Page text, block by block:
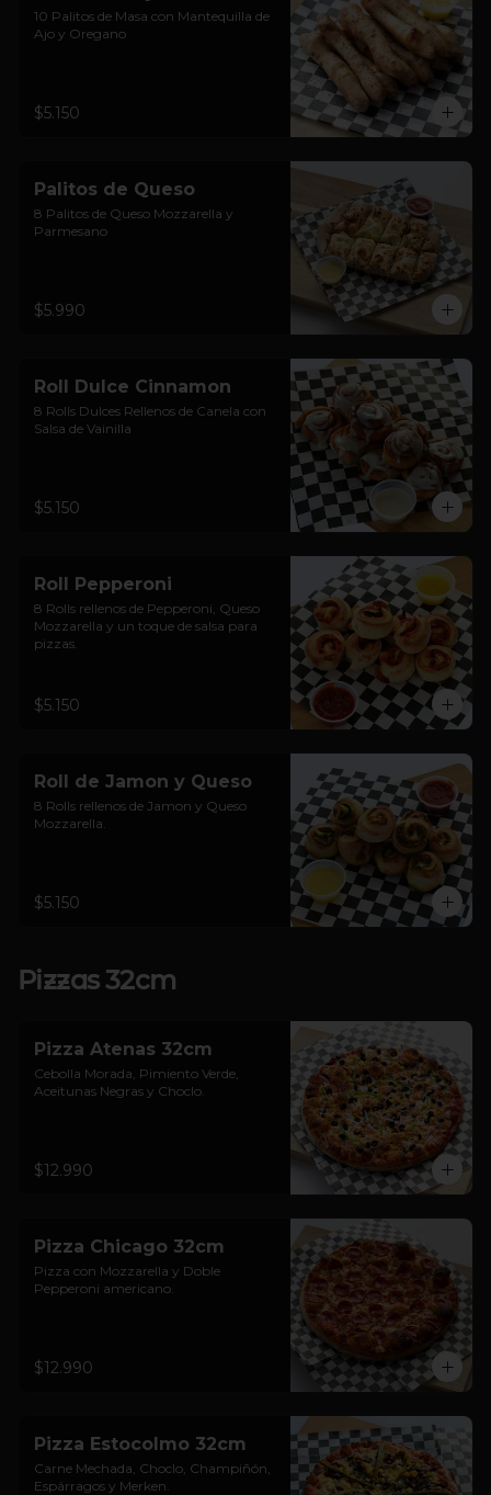
10 Palitos de Masa con Mantequilla de
Ajo y Oregano
$5.150
Palitos de Queso
8 Palitos de Queso Mozzarella y
Parmesano
$5.990
Roll Dulce Cinnamon
8 Rolls Dulces Rellenos de Canela con
Salsa de Vainilla
$5.150
Roll Pepperoni
8 Rolls rellenos de Pepperoni, Queso
Mozzarella y un toque de salsa para
pizzas.
$5.150
Roll de Jamon y Queso
8 Rolls rellenos de Jamon y Queso
Mozzarella.
$5.150
Pizzas 32cm
Pizza Atenas 32cm
Cebolla Morada, Pimiento Verde,
Aceitunas Negras y Choclo.
$12.990
Pizza Chicago 32cm
Pizza con Mozzarella y Doble
Pepperoni americano.
$12.990
Pizza Estocolmo 32cm
Carne Mechada, Choclo, Champiñón,
Espárragos y Merken.